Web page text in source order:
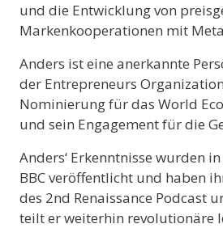
und die Entwicklung von
Markenkooperationen mit
Anders ist eine anerkannte
der Entrepreneurs
Nominierung für das World
und sein Engagement für die
Anders‘ Erkenntnisse wurden
BBC veröffentlicht und haben
des 2nd Renaissance Podcast
teilt er weiterhin revolutionäre